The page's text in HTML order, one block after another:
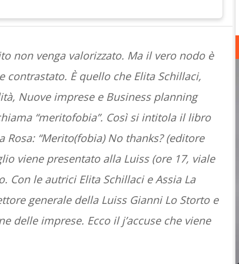
non venga valorizzato. Ma il vero nodo è
contrastato. È quello che Elita Schillaci,
Nuove imprese e Business planning
“meritofobia”. Così si intitola il libro
Rosa: “Merito(fobia) No thanks? (editore
viene presentato alla Luiss (ore 17, viale
Con le autrici Elita Schillaci e Assia La
generale della Luiss Gianni Lo Storto e
delle imprese. Ecco il j’accuse che viene